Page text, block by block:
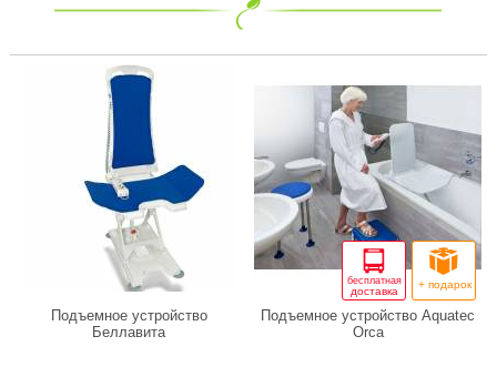
Подъемное устройство
Беллавита
бесплатная
доставка
+ подарок
Подъемное устройство Aquatec
Orca